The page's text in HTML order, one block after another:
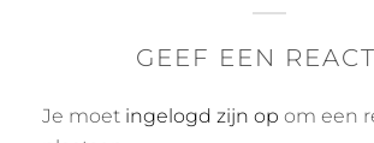
GEEF EEN
Je moet ingelogd zijn op om een